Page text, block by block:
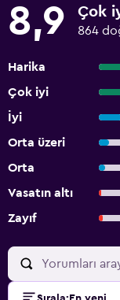
8,9 Çok
864
Harika
Çok iyi
İyi
Orta üzeri
Orta
Vasatın altı
Zayıf